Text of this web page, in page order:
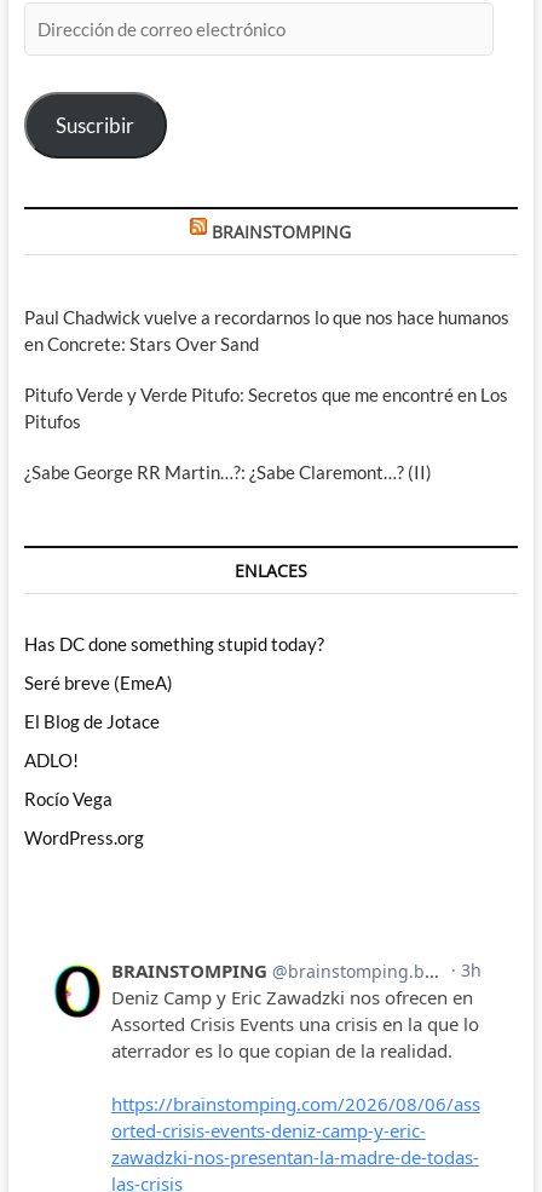
de
electrónico
Suscribir
BRAINSTOMPING
Paul Chadwick vuelve a recordarnos lo que nos hace humanos
en Concrete: Stars Over Sand
Pitufo Verde y Verde Pitufo: Secretos que me encontré en Los
Pitufos
¿Sabe George RR Martin…?: ¿Sabe Claremont…? (II)
ENLACES
Has DC done something stupid today?
Seré breve (EmeA)
El Blog de Jotace
ADLO!
Rocío Vega
WordPress.org